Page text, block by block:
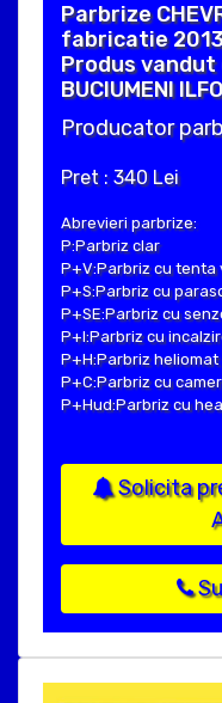
Parbrize
fabricatie
Produs
BUCIUMENI
Producator
Pret : 340 Lei
Abrevieri parbrize:
P:Parbriz clar
P+V:Parbriz cu tenta
P+S:Parbriz cu
P+SE:Parbriz cu
P+I:Parbriz cu
P+H:Parbriz heliomat
P+C:Parbriz cu
P+Hud:Parbriz cu
Solicita